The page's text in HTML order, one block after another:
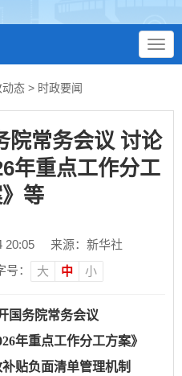
动态 > 时政要闻
院常务会议 讨论
年重点工作分工
等
20:05
来源：新华社
号： 大 中 小
国务院常务会议
年重点工作分工方案》
贴负面清单管理机制